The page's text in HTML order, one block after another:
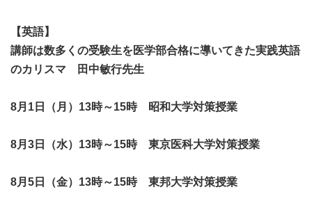
【英語】
講師は数多くの受験生を医学部合格に導いてきた実践英語
のカリスマ 田中敏行先生
8月1日（月）13時～15時 昭和大学対策授業
8月3日（水）13時～15時 東京医科大学対策授業
8月5日（金）13時～15時 東邦大学対策授業